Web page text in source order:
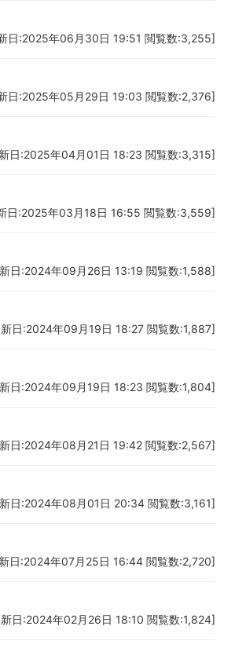
日:2025年06月30日 19:51 閲覧数:3,255]
日:2025年05月29日 19:03 閲覧数:2,376]
日:2025年04月01日 18:23 閲覧数:3,315]
日:2025年03月18日 16:55 閲覧数:3,559]
日:2024年09月26日 13:19 閲覧数:1,588]
日:2024年09月19日 18:27 閲覧数:1,887]
日:2024年09月19日 18:23 閲覧数:1,804]
日:2024年08月21日 19:42 閲覧数:2,567]
日:2024年08月01日 20:34 閲覧数:3,161]
日:2024年07月25日 16:44 閲覧数:2,720]
日:2024年02月26日 18:10 閲覧数:1,824]